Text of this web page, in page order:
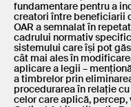
fundamentare pentru a
creatori între beneficiarii
OAR a semnalat în
cadrului normativ
sistemului care își pot
cât mai ales în
aplicare a legii –
a timbrelor prin
procedurarea în relație
celor care aplică,